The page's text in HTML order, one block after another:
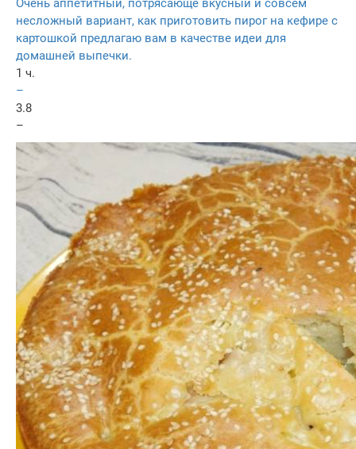
несложный вариант, как приготовить пирог на кефире с
картошкой предлагаю вам в качестве идеи для
домашней выпечки.
1 ч.
–
3.8
–